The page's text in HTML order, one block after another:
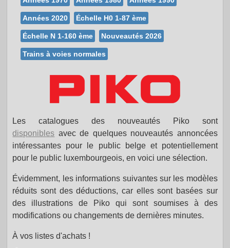
Années 2020 Échelle H0 1-87 ème
Échelle N 1-160 ème Nouveautés 2026
Trains à voies normales
Les catalogues des nouveautés Piko sont
disponibles avec de quelques nouveautés annoncées
intéressantes pour le public belge et potentiellement
pour le public luxembourgeois, en voici une sélection.
Évidemment, les informations suivantes sur les modèles
réduits sont des déductions, car elles sont basées sur
des illustrations de Piko qui sont soumises à des
modifications ou changements de dernières minutes.
À vos listes d'achats !